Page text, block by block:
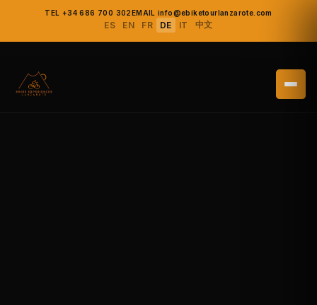
TEL +34 686 700 302EMAIL info@ebiketourlanzarote.com
ES EN FR DE IT 中文